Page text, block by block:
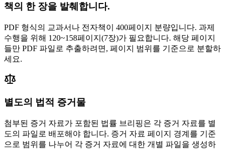
책의 한 장을 발췌합니다.
PDF 형식의 교과서나 전자책이 400페이지 분량입니다. 과제
수행을 위해 120~158페이지(7장)가 필요합니다. 해당 페이지
들만 PDF 파일로 추출하려면, 페이지 범위를 기준으로 분할하
세요.
별도의 법적 증거물
첨부된 증거 자료가 포함된 법률 브리핑은 각 증거 자료를 별
도의 파일로 배포해야 합니다. 증거 자료 페이지 경계를 기준
으로 범위를 나누어 각 증거 자료에 대한 개별 파일을 생성하